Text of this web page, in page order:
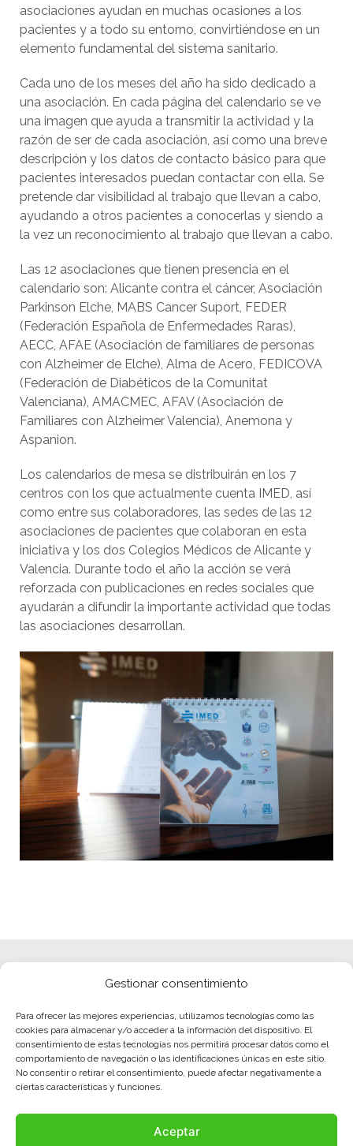
Gestionar consentimiento
Para ofrecer las mejores experiencias, utilizamos tecnologías como las
cookies para almacenar y/o acceder a la información del dispositivo. El
consentimiento de estas tecnologías nos permitirá procesar datos como el
comportamiento de navegación o las identificaciones únicas en este sitio.
No consentir o retirar el consentimiento, puede afectar negativamente a
ciertas características y funciones.
Aceptar
asociaciones ayudan en muchas ocasiones a los
pacientes y a todo su entorno, convirtiéndose en un
elemento fundamental del sistema sanitario.
Cada uno de los meses del año ha sido dedicado a
una asociación. En cada página del calendario se ve
una imagen que ayuda a transmitir la actividad y la
razón de ser de cada asociación, así como una breve
descripción y los datos de contacto básico para que
pacientes interesados puedan contactar con ella. Se
pretende dar visibilidad al trabajo que llevan a cabo,
ayudando a otros pacientes a conocerlas y siendo a
la vez un reconocimiento al trabajo que llevan a cabo.
Las 12 asociaciones que tienen presencia en el
calendario son: Alicante contra el cáncer, Asociación
Parkinson Elche, MABS Cancer Suport, FEDER
(Federación Española de Enfermedades Raras),
AECC, AFAE (Asociación de familiares de personas
con Alzheimer de Elche), Alma de Acero, FEDICOVA
(Federación de Diabéticos de la Comunitat
Valenciana), AMACMEC, AFAV (Asociación de
Familiares con Alzheimer Valencia), Anemona y
Aspanion.
Los calendarios de mesa se distribuirán en los 7
centros con los que actualmente cuenta IMED, así
como entre sus colaboradores, las sedes de las 12
asociaciones de pacientes que colaboran en esta
iniciativa y los dos Colegios Médicos de Alicante y
Valencia. Durante todo el año la acción se verá
reforzada con publicaciones en redes sociales que
ayudarán a difundir la importante actividad que todas
las asociaciones desarrollan.